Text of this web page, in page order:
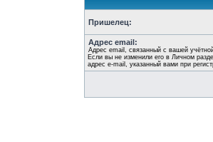
Пришелец:
Адрес email:
Адрес email, связанный с вашей
Если вы не изменили его в Личном
адрес e-mail, указанный вами при